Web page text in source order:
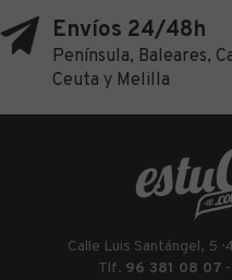
Envíos 24/48h
Península, Baleares,
Ceuta y Melilla
Calle Luis Santángel, 5
Tlf. 96 381 08 07 -